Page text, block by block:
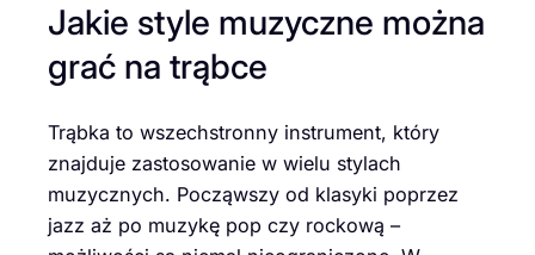
Jakie style muzyczne można
grać na trąbce
Trąbka to wszechstronny instrument, który
znajduje zastosowanie w wielu stylach
muzycznych. Począwszy od klasyki poprzez
jazz aż po muzykę pop czy rockową –